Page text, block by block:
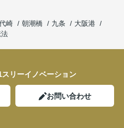
崎 朝潮橋 九条
大阪港
リーイノベーション
お問い合わせ